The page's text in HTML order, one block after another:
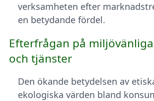
verksamheten efter
en betydande fördel.
Efterfrågan på
och tjänster
Den ökande betydelsen av
ekologiska värden bland